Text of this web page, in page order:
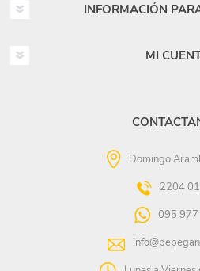
INFORMACIÓN
MI
Domingo
2204
095